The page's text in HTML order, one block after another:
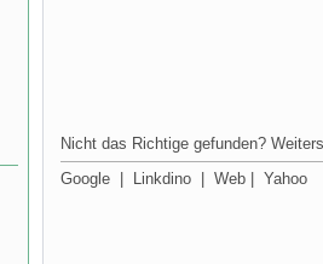
Nicht das Richtige gefunden?
Google
Linkdino Web Yahoo